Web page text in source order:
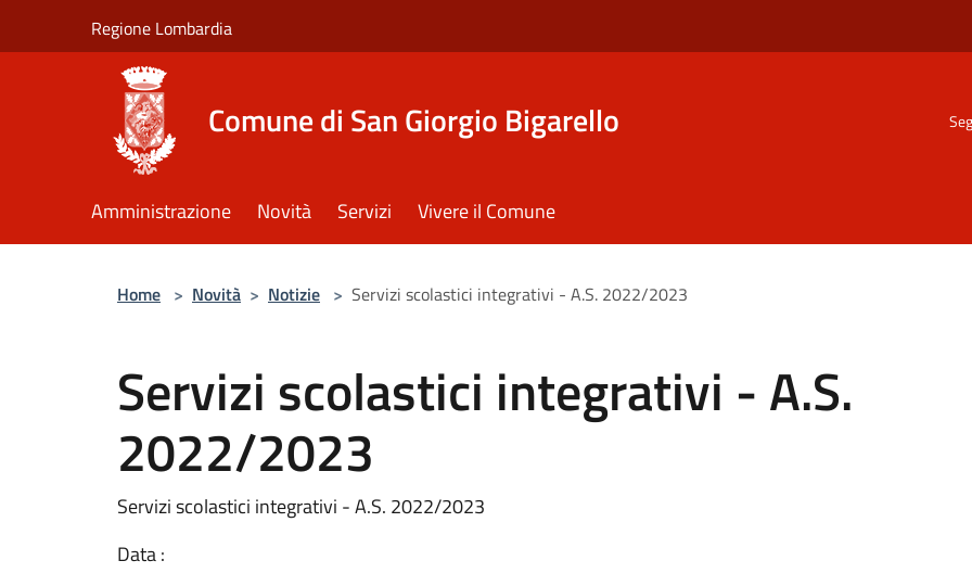
Regione Lombardia
Comune di San Giorgio Bigarello
Amministrazione Novità Servizi Vivere il Comune
Home > Novità > Notizie > Servizi scolastici integrativi - A.S. 2022/2023
Servizi scolastici integrativi - A.S.
2022/2023
Servizi scolastici integrativi - A.S. 2022/2023
Data :